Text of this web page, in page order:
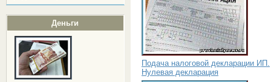
Деньги
Подача налоговой декларации ИП.
Нулевая декларация